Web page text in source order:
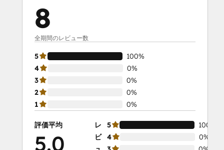
8
全期間のレビュー数
5
100%
4
0%
3
0%
2
0%
1
0%
評価平均
5.0
レ
ビ
5
100%
4
0%